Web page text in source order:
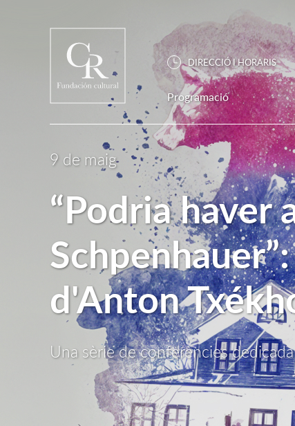
DIRECCIÓ I HORARIS
Programació
9 de maig
“Podria haver
d'Anton
Una sèrie de conferències